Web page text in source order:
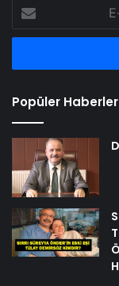
posta
adresinizi
Popüler Haberler